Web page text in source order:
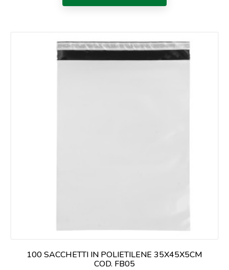
100 SACCHETTI IN POLIETILENE 35X45X5CM
COD. FB05